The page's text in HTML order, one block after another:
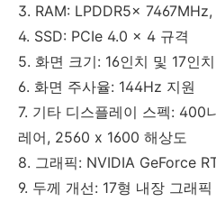
3. RAM: LPDDR5x
4. SSD: PCIe 4.0 x 4 규격
5. 화면 크기: 16인치 및 17인
6. 화면 주사율: 144Hz 지원
7. 기타 디스플레이 스펙: 400
레어, 2560 x 1600 해상도
8. 그래픽: NVIDIA GeForce
9. 두께 개선: 17형 내장 그래